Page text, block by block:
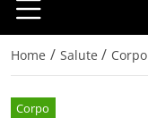
Home / Salute / Corpo
Corpo